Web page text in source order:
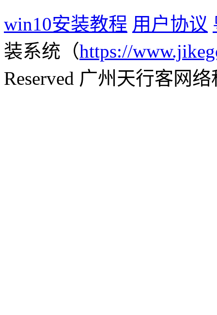
win10安装教程 用户协议
装系统（https://
Reserved 广州天行客网